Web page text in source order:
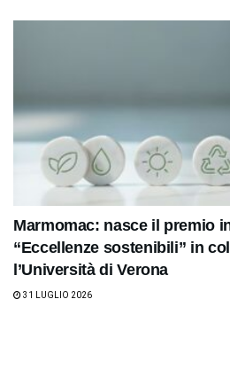
Marmomac: nasce il premio
“Eccellenze sostenibili” in
l’Università di Verona
31 LUGLIO 2026